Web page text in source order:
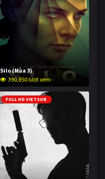
Silo (Mùa 3)
390,850 lượt xem
FULL HD VIETSUB